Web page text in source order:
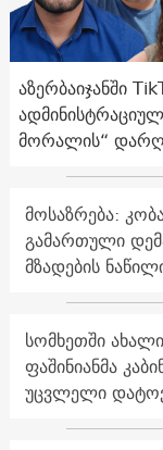
აზერბაიჯანში
მორალის“
მოსაზრება:
გამართული
მზადების
სომხეთში
ფაშინიანმა
უცვლელი